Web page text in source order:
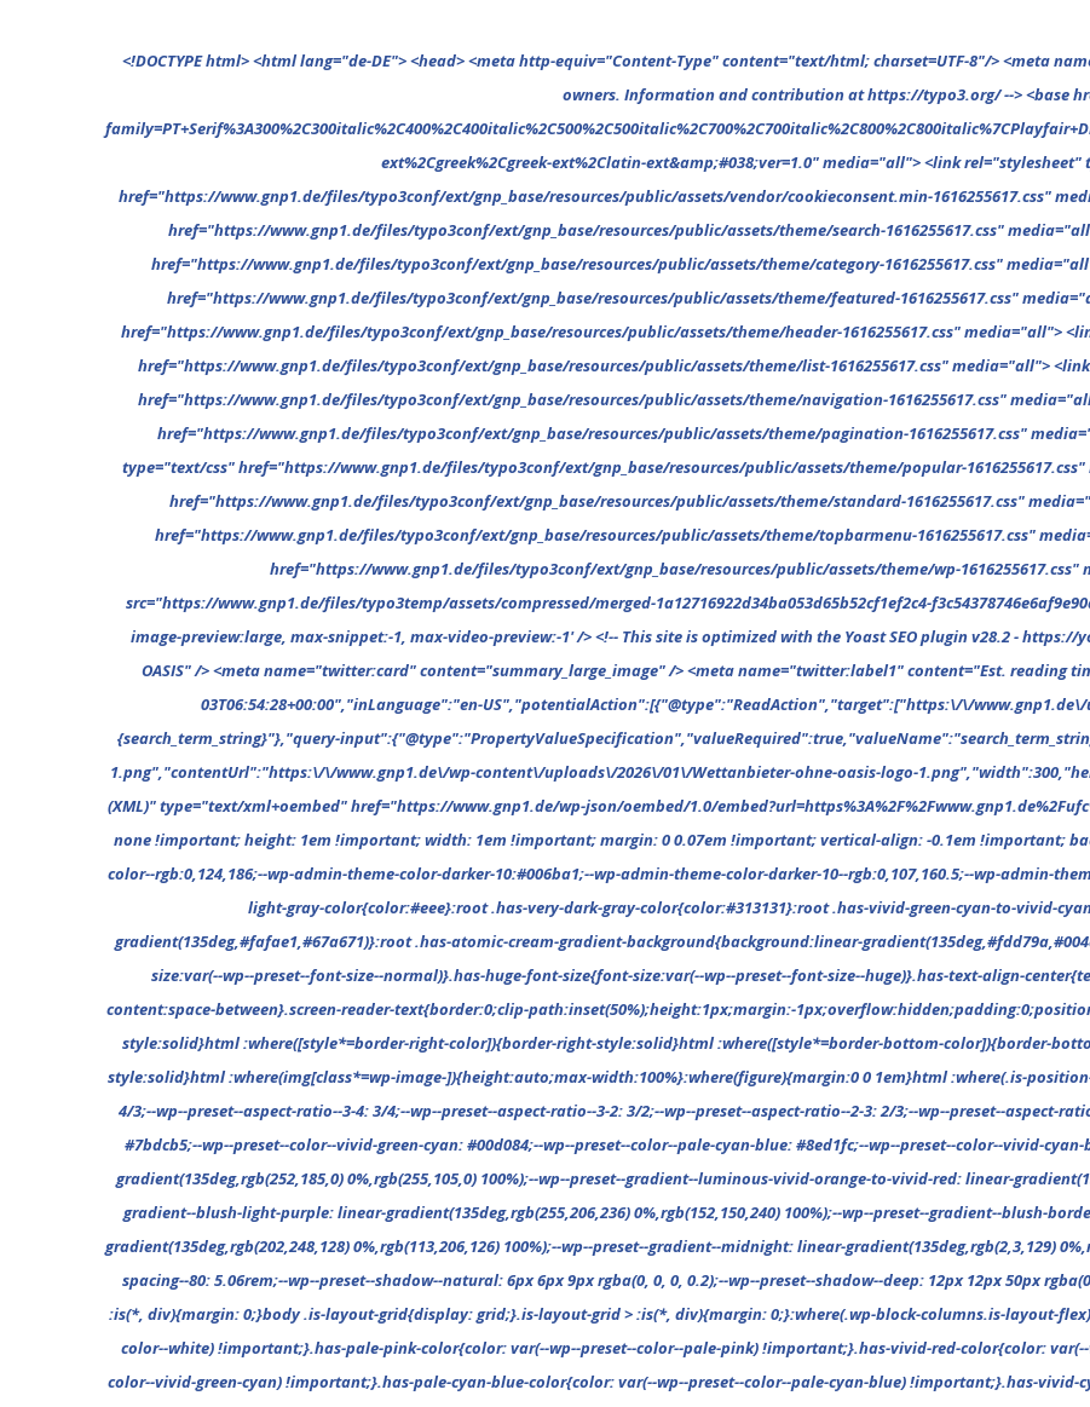
<!DOCTYPE html> <html lang="de-DE"> <head> <meta http-equiv="Content-Type" content="text/html; charset=UTF-8"/> <meta name="google-site-verification" content="cVGVUvWocm1gvSHxvrjHxzeA4oYlTAvZPb6G_EJBd1U" /> <!-- This website is powered by TYPO3 - inspiring people to share! TYPO3 is a free open source Content Management Framework initially created by Kasper Skaarhoj and licensed under GNU/GPL. TYPO3 is copyright 1998-2022 of Kasper Skaarhoj. Extensions are copyright of their respective owners. Information and contribution at https://typo3.org/ --> <base href="."> <title>News</title> <meta name="generator" content="TYPO3 CMS"/> <meta name="viewport" content="width=device-width,minimum-scale=1"/> <meta name="revisit-after" content="1 days"/> <meta name="allow-search" content="yes"/> <link rel="stylesheet" type="text/css" href="//fonts.googleapis.com/css?family=PT+Serif%3A300%2C300italic%2C400%2C400italic%2C500%2C500italic%2C700%2C700italic%2C800%2C800italic%7CPlayfair+Display+SC%3A300%2C300italic%2C400%2C400italic%2C500%2C500italic%2C700%2C700italic%2C800%2C800italic%7CMontserrat%3A300%2C300italic%2C400%2C400italic%2C500%2C500italic%2C700%2C700italic%2C800%2C800italic%7COpen+Sans%3A300%2C300italic%2C400%2C400italic%2C500%2C500italic%2C700%2C700italic%2C800%2C800italic%26subset%3Dcyrillic%2Ccyrillic-ext%2Cgreek%2Cgreek-ext%2Clatin-ext&amp;#038;ver=1.0" media="all"> <link rel="stylesheet" type="text/css" href="https://www.gnp1.de/files/typo3conf/ext/gnp_base/resources/public/assets/fonts/fonts-1616255617.css" media="all"> <link rel="stylesheet" type="text/css" href="https://www.gnp1.de/files/typo3conf/ext/gnp_base/resources/public/assets/vendor/vendor-1616255617.css" media="all"> <link rel="stylesheet" type="text/css" href="https://www.gnp1.de/files/typo3conf/ext/gnp_base/resources/public/assets/vendor/cookieconsent.min-1616255617.css" media="all"> <link rel="stylesheet" type="text/css" href="https://www.gnp1.de/files/typo3conf/ext/gnp_base/resources/public/assets/theme/_reset-1616255617.css" media="all"> <link rel="stylesheet" type="text/css" href="https://www.gnp1.de/files/typo3conf/ext/gnp_base/resources/public/assets/theme/mansonry-1616255617.css" media="all"> <link rel="stylesheet" type="text/css" href="https://www.gnp1.de/files/typo3conf/ext/gnp_base/resources/public/assets/theme/search-1616255617.css" media="all"> <link rel="stylesheet" type="text/css"